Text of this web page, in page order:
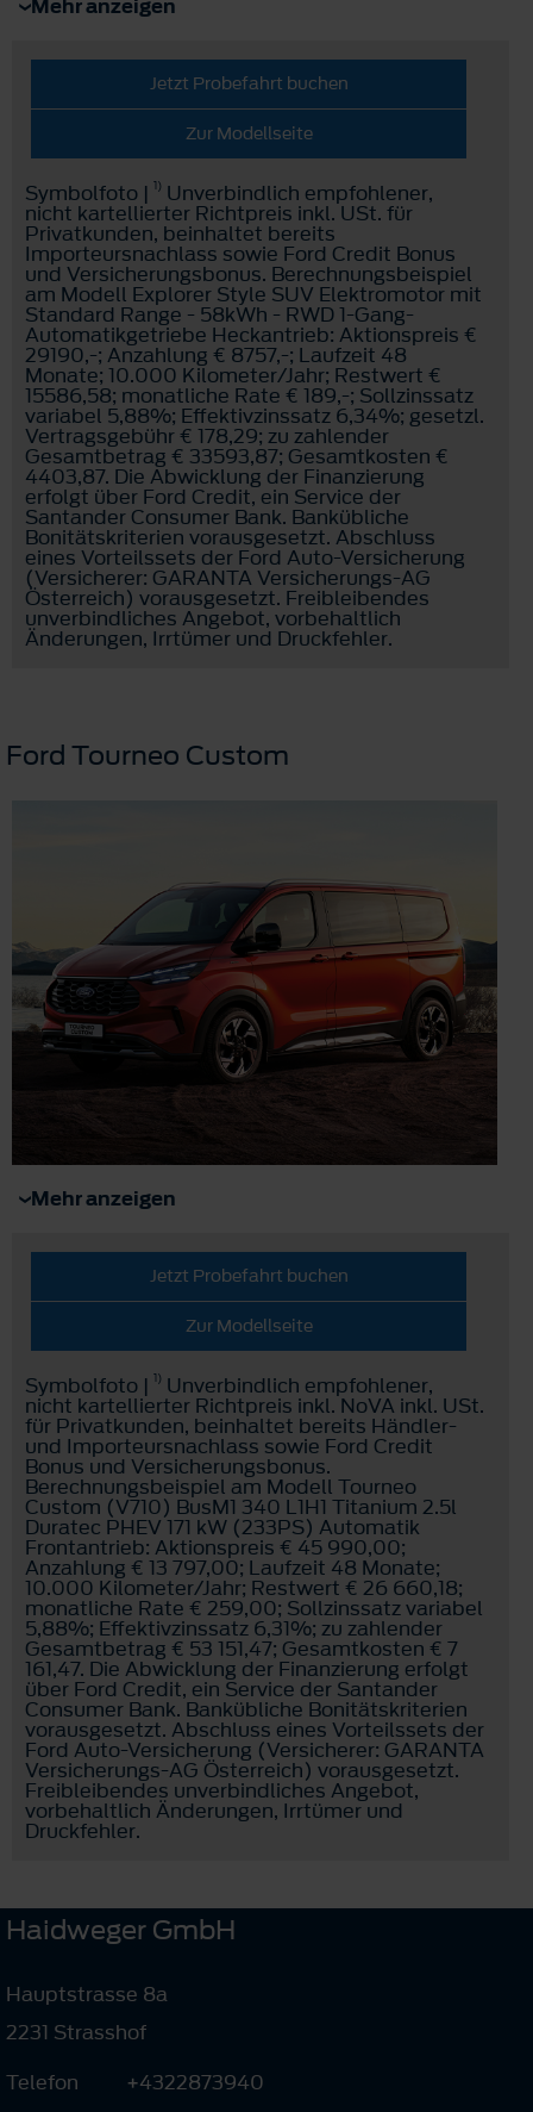
Mehr anzeigen
Jetzt Probefahrt buchen
Zur Modellseite
Symbolfoto | 1) Unverbindlich empfohlener,
nicht kartellierter Richtpreis inkl. USt. für
Privatkunden, beinhaltet bereits
Importeursnachlass sowie Ford Credit Bonus
und Versicherungsbonus. Berechnungsbeispiel
am Modell Explorer Style SUV Elektromotor mit
Standard Range - 58kWh - RWD 1-Gang-
Automatikgetriebe Heckantrieb: Aktionspreis €
29190,-; Anzahlung € 8757,-; Laufzeit 48
Monate; 10.000 Kilometer/Jahr; Restwert €
15586,58; monatliche Rate € 189,-; Sollzinssatz
variabel 5,88%; Effektivzinssatz 6,34%; gesetzl.
Vertragsgebühr € 178,29; zu zahlender
Gesamtbetrag € 33593,87; Gesamtkosten €
4403,87. Die Abwicklung der Finanzierung
erfolgt über Ford Credit, ein Service der
Santander Consumer Bank. Bankübliche
Bonitätskriterien vorausgesetzt. Abschluss
eines Vorteilssets der Ford Auto-Versicherung
(Versicherer: GARANTA Versicherungs-AG
Österreich) vorausgesetzt. Freibleibendes
unverbindliches Angebot, vorbehaltlich
Änderungen, Irrtümer und Druckfehler.
Ford Tourneo Custom
Mehr anzeigen
Jetzt Probefahrt buchen
Zur Modellseite
Symbolfoto | 1) Unverbindlich empfohlener,
nicht kartellierter Richtpreis inkl. NoVA inkl. USt.
für Privatkunden, beinhaltet bereits Händler-
und Importeursnachlass sowie Ford Credit
Bonus und Versicherungsbonus.
Berechnungsbeispiel am Modell Tourneo
Custom (V710) BusM1 340 L1H1 Titanium 2.5l
Duratec PHEV 171 kW (233PS) Automatik
Frontantrieb: Aktionspreis € 45 990,00;
Anzahlung € 13 797,00; Laufzeit 48 Monate;
10.000 Kilometer/Jahr; Restwert € 26 660,18;
monatliche Rate € 259,00; Sollzinssatz variabel
5,88%; Effektivzinssatz 6,31%; zu zahlender
Gesamtbetrag € 53 151,47; Gesamtkosten € 7
161,47. Die Abwicklung der Finanzierung erfolgt
über Ford Credit, ein Service der Santander
Consumer Bank. Bankübliche Bonitätskriterien
vorausgesetzt. Abschluss eines Vorteilssets der
Ford Auto-Versicherung (Versicherer: GARANTA
Versicherungs-AG Österreich) vorausgesetzt.
Freibleibendes unverbindliches Angebot,
vorbehaltlich Änderungen, Irrtümer und
Druckfehler.
Haidweger GmbH
Hauptstrasse 8a
2231 Strasshof
Telefon
+4322873940